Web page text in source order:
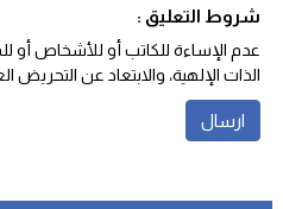
شروط التعليق :
عدم الإساءة للكاتب أو للأشخاص أو
الذات الإلهية، والابتعاد عن التحريض